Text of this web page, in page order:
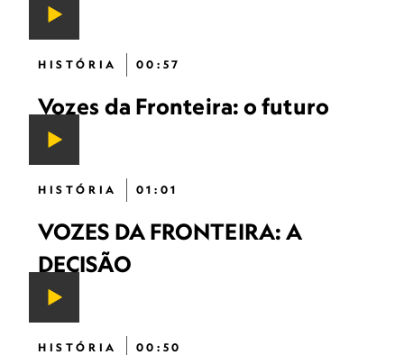
HISTÓRIA 00:57
Vozes da Fronteira: o futuro
HISTÓRIA 01:01
VOZES DA FRONTEIRA: A
DECISÃO
HISTÓRIA 00:50